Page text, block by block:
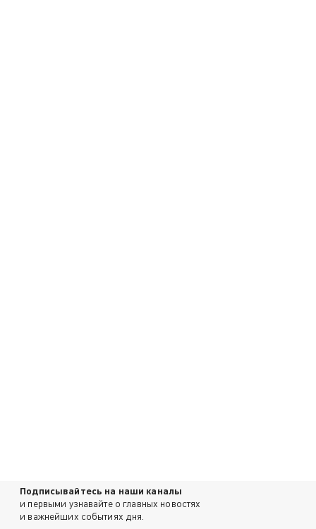
Подписывайтесь на наши каналы
и первыми узнавайте о главных новостях
и важнейших событиях дня.